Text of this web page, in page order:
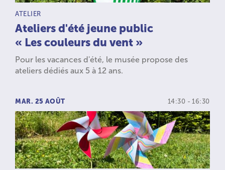
TYPE D’ACTIVITÉ :
ATELIER
Ateliers d'été jeune public
« Les couleurs du vent »
Pour les vacances d'été, le musée propose des
ateliers dédiés aux 5 à 12 ans.
MAR. 25 AOÛT 14:30 - 16:30